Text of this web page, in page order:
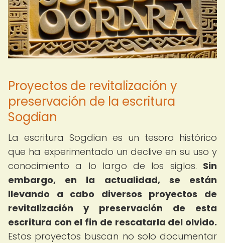
Proyectos de revitalización y
preservación de la escritura
Sogdian
La escritura Sogdian es un tesoro histórico
que ha experimentado un declive en su uso y
conocimiento a lo largo de los siglos. Sin
embargo, en la actualidad, se están
llevando a cabo diversos proyectos de
revitalización y preservación de esta
escritura con el fin de rescatarla del olvido.
Estos proyectos buscan no solo documentar